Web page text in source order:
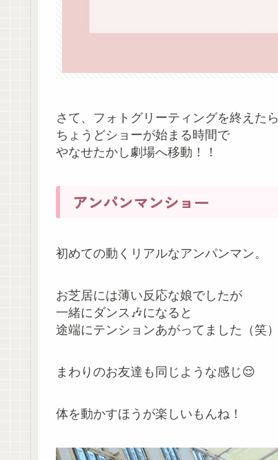
さて、フォトグリーティングを終えたら
ちょうどショーが始まる時間で
やなせたかし劇場へ移動！！
アンパンマンショー
初めての動くリアルなアンパンマン。
お芝居には薄い反応な娘でしたが
一緒にダンス🎶になると
途端にテンションあがってました（笑）
まわりのお友達も同じような感じ😌
体を動かすほうが楽しいもんね！